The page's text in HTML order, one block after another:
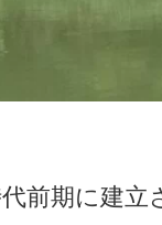
前期に建立